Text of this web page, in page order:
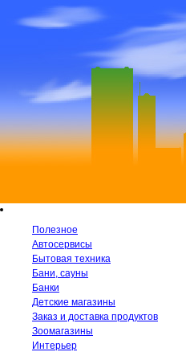
Полезное
Автосервисы
Бытовая техника
Бани, сауны
Банки
Детские магазины
Заказ и доставка продуктов
Зоомагазины
Интерьер